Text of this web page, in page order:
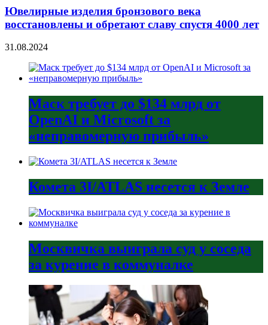
Ювелирные изделия бронзового века
восстановлены и обретают славу спустя 4000 лет
31.08.2024
Маск требует до $134 млрд от
OpenAI и Microsoft за
«неправомерную прибыль»
Комета 3I/ATLAS несется к Земле
Москвичка выиграла суд у соседа
за курение в коммуналке